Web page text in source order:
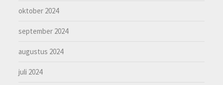
oktober 2024
september 2024
augustus 2024
juli 2024